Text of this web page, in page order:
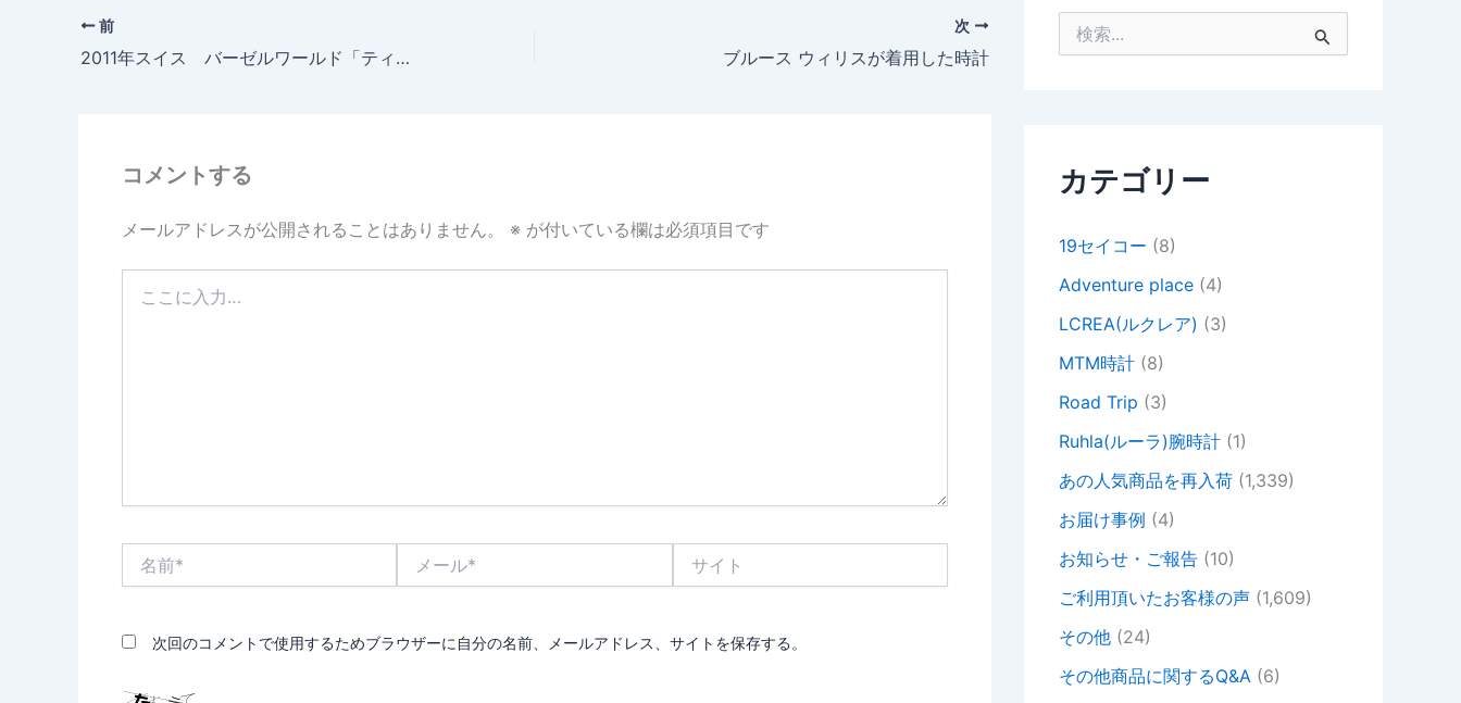
前
2011年スイス バーゼルワールド「ティソ」第2弾
次
ブルース ウィリスが着用した時計
コメントする
メールアドレスが公開されることはありません。 ※ が付いている欄は必須項目です
次回のコメントで使用するためブラウザーに自分の名前、メールアドレス、サイトを保存する。
カテゴリー
19セイコー (8)
Adventure place (4)
LCREA(ルクレア) (3)
MTM時計 (8)
Road Trip (3)
Ruhla(ルーラ)腕時計 (1)
あの人気商品を再入荷 (1,339)
お届け事例 (4)
お知らせ・ご報告 (10)
ご利用頂いたお客様の声 (1,609)
その他 (24)
その他商品に関するQ&A (6)